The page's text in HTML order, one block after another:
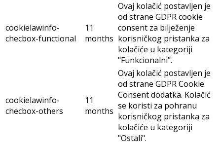
cookielawinfo-
checbox-functional
11
months
Ovaj kolačić postavljen je
od strane GDPR cookie
consent za bilježenje
korisničkog pristanka za
kolačiće u kategoriji
"Funkcionalni".
cookielawinfo-
checbox-others
11
months
Ovaj kolačić postavljen je
od strane GDPR Cookie
Consent dodatka. Kolačić
se koristi za pohranu
korisničkog pristanka za
kolačiće u kategoriji
"Ostali".